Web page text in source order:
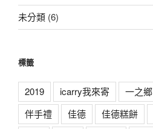
未分類 (6)
標籤
2019 icarry我來寄 一之鄉
伴手禮
佳德 佳德糕餅